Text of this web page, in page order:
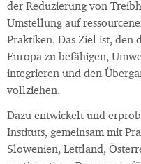
der Reduzierung von
Umstellung auf
Praktiken. Das Ziel ist, den
Europa zu befähigen,
integrieren und den
vollziehen.
Dazu entwickelt und
Instituts, gemeinsam mit
Slowenien, Lettland,